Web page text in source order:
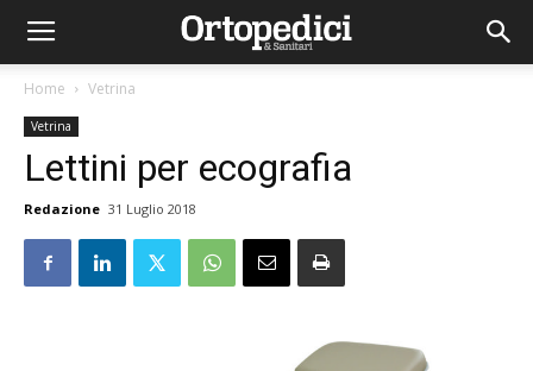
Home Vetrina
Vetrina
Lettini per ecografia
Redazione 31 Luglio 2018